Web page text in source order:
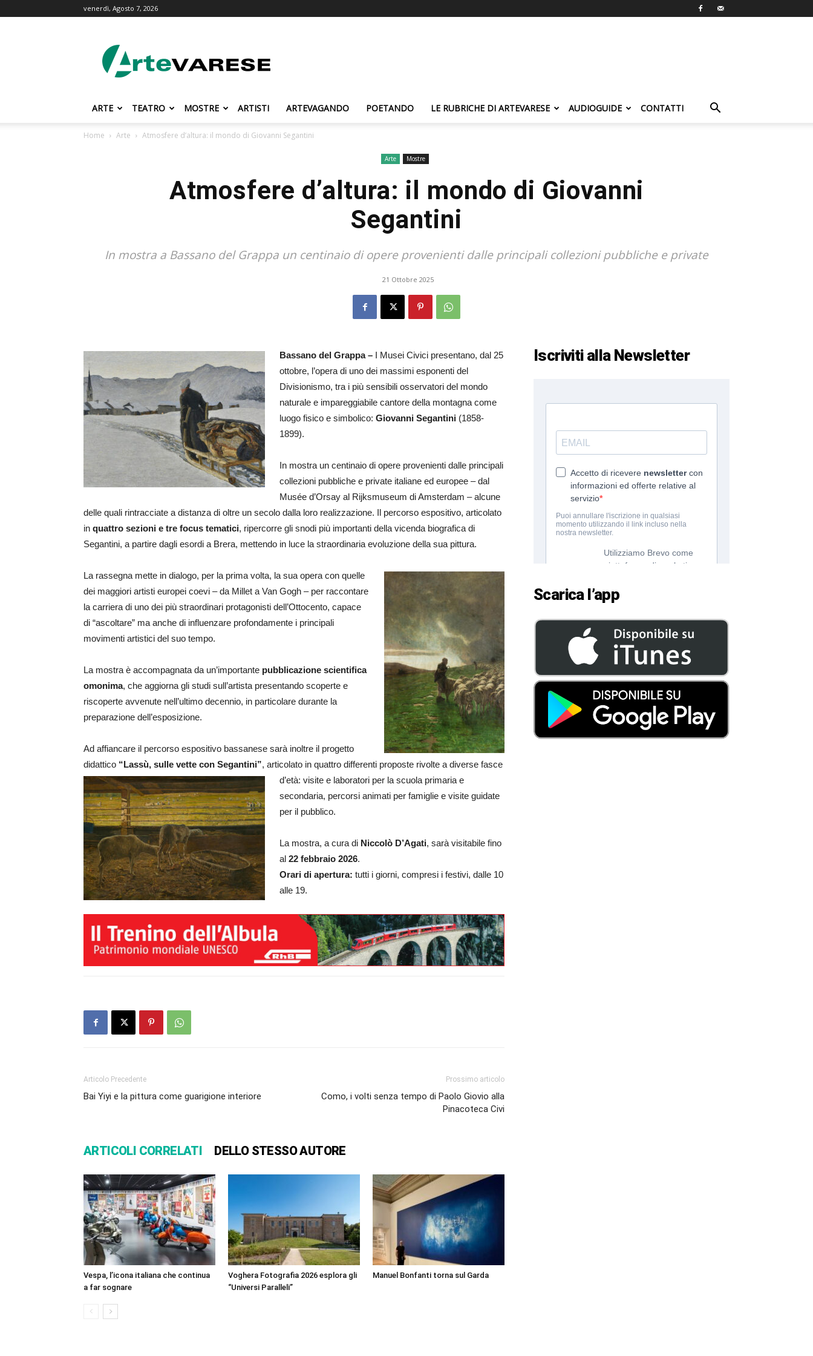
venerdì, Agosto 7, 2026
ARTE TEATRO MOSTRE ARTISTI ARTEVAGANDO POETANDO LE RUBRICHE DI ARTEVARESE AUDIOGUIDE CONTATTI
Home Arte Atmosfere d’altura: il mondo di Giovanni Segantini
Arte Mostre
Atmosfere d’altura: il mondo di Giovanni
Segantini
In mostra a Bassano del Grappa un centinaio di opere provenienti dalle principali collezioni pubbliche e private
21 Ottobre 2025
Bassano del Grappa – I Musei Civici presentano, dal 25
ottobre, l’opera di uno dei massimi esponenti del
Divisionismo, tra i più sensibili osservatori del mondo
naturale e impareggiabile cantore della montagna come
luogo fisico e simbolico: Giovanni Segantini (1858-
1899).
In mostra un centinaio di opere provenienti dalle principali
collezioni pubbliche e private italiane ed europee – dal
Musée d’Orsay al Rijksmuseum di Amsterdam – alcune
delle quali rintracciate a distanza di oltre un secolo dalla loro realizzazione. Il percorso espositivo, articolato
in quattro sezioni e tre focus tematici, ripercorre gli snodi più importanti della vicenda biografica di
Segantini, a partire dagli esordi a Brera, mettendo in luce la straordinaria evoluzione della sua pittura.
La rassegna mette in dialogo, per la prima volta, la sua opera con quelle
dei maggiori artisti europei coevi – da Millet a Van Gogh – per raccontare
la carriera di uno dei più straordinari protagonisti dell’Ottocento, capace
di “ascoltare” ma anche di influenzare profondamente i principali
movimenti artistici del suo tempo.
La mostra è accompagnata da un’importante pubblicazione scientifica
omonima, che aggiorna gli studi sull’artista presentando scoperte e
riscoperte avvenute nell’ultimo decennio, in particolare durante la
preparazione dell’esposizione.
Ad affiancare il percorso espositivo bassanese sarà inoltre il progetto
didattico “Lassù, sulle vette con Segantini”, articolato in quattro differenti proposte rivolte a diverse fasce
d’età: visite e laboratori per la scuola primaria e
secondaria, percorsi animati per famiglie e visite guidate
per il pubblico.
La mostra, a cura di Niccolò D’Agati, sarà visitabile fino
al 22 febbraio 2026.
Orari di apertura: tutti i giorni, compresi i festivi, dalle 10
alle 19.
Articolo Precedente
Bai Yiyi e la pittura come guarigione interiore
Prossimo articolo
Como, i volti senza tempo di Paolo Giovio alla
Pinacoteca Civi
ARTICOLI CORRELATI DELLO STESSO AUTORE
Vespa, l’icona italiana che continua
a far sognare
Voghera Fotografia 2026 esplora gli
“Universi Paralleli”
Manuel Bonfanti torna sul Garda
Iscriviti alla Newsletter
Scarica l’app